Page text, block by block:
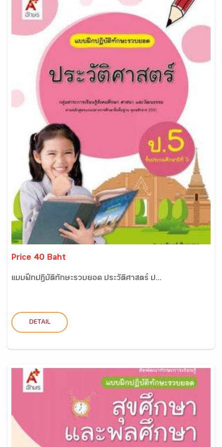
Price 40 Baht
แบบฝึกปฏิบัติทักษะรวบยอด ประวัติศาสตร์ ป...
DETAIL